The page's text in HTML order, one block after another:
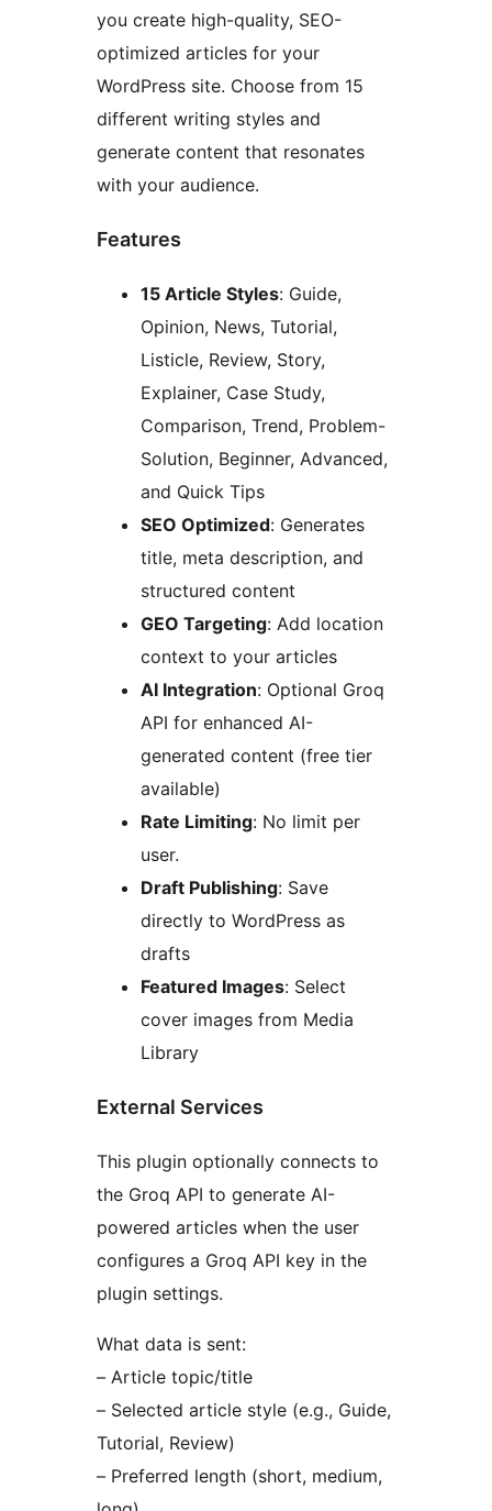
you create high-quality, SEO-
optimized articles for your
WordPress site. Choose from 15
different writing styles and
generate content that resonates
with your audience.
Features
15 Article Styles: Guide,
Opinion, News, Tutorial,
Listicle, Review, Story,
Explainer, Case Study,
Comparison, Trend, Problem-
Solution, Beginner, Advanced,
and Quick Tips
SEO Optimized: Generates
title, meta description, and
structured content
GEO Targeting: Add location
context to your articles
AI Integration: Optional Groq
API for enhanced AI-
generated content (free tier
available)
Rate Limiting: No limit per
user.
Draft Publishing: Save
directly to WordPress as
drafts
Featured Images: Select
cover images from Media
Library
External Services
This plugin optionally connects to
the Groq API to generate AI-
powered articles when the user
configures a Groq API key in the
plugin settings.
What data is sent:
– Article topic/title
– Selected article style (e.g., Guide,
Tutorial, Review)
– Preferred length (short, medium,